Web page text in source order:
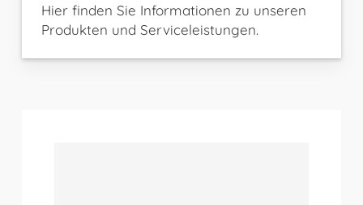
Hier finden Sie Informationen zu unseren
Produkten und Serviceleistungen.